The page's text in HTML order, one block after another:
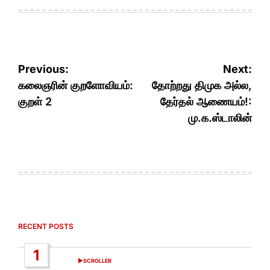
Post
navigation
Previous:
கலைஞரின் குறளோவியம்:
குறள் 2
Next:
தோற்றது திமுக அல்ல,
தேர்தல் ஆணையம்!:
மு.க.ஸ்டாலின்
RECENT POSTS
1
POSTED
SCROLLER